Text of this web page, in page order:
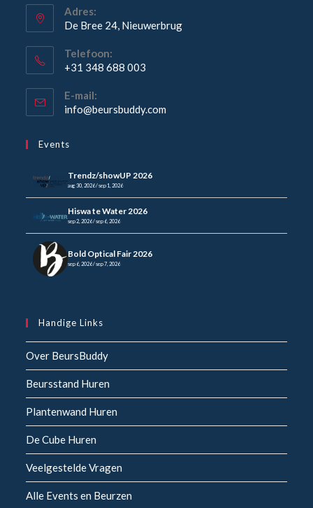
Adres:
De Bree 24, Nieuwerbrug
in
een
nieuwe
tab
Telefoon:
+31 348 688 003
in
je
E-mail:
info@beursbuddy.com
Events
Trendz/showUP 2026
aug 30, 2026 / sep 1, 2026
Hiswa te Water 2026
sep 2, 2026 / sep 6, 2026
Bold Optical Fair 2026
sep 6, 2026 / sep 7, 2026
Handige Links
Over BeursBuddy
Beursstand Huren
Plantenwand Huren
De Cube Huren
Veelgestelde Vragen
Alle Events en Beurzen